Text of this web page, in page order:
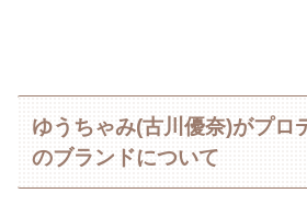
ゆうちゃみ(古川優奈)がプロ
のブランドについて